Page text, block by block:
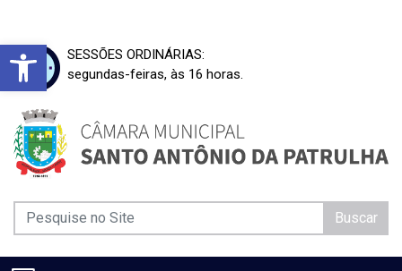
Barra de Ferramentas Aberta
SESSÕES ORDINÁRIAS:
segundas-feiras, às 16 horas.
Buscar